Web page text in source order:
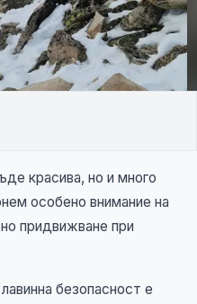
-
красива, но и много
особено внимание на
придвижване при
безопасност е